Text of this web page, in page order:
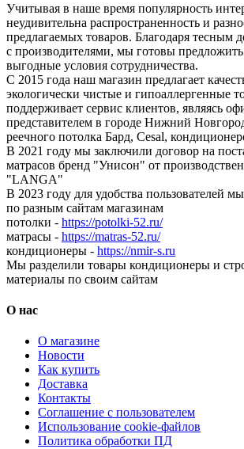
Учитывая в наше время популярность
неудивительна распространенность и
предлагаемых товаров. Благодаря тесным
с производителями, мы готовы
выгодные условия сотрудничества.
С 2015 года наш магазин предлагает
экологически чистые и гипоаллергенные
поддерживает сервис клиентов, являясь
представителем в городе Нижний
реечного потолка Бард, Cesal,
В 2021 году мы заключили договор на
матрасов бренд "Унисон" от
"LANGA"
В 2023 году для удобства пользователей
по разным сайтам магазинам
потолки - https://potolki-52.ru/
матрасы - https://matras-52.ru/
кондиционеры - https://nmir-s.ru
Мы разделили товары кондиционеры и
материалы по своим сайтам
О нас
О магазине
Новости
Как купить
Доставка
Контакты
Соглашение с пользователем
Использование cookie-файлов
Политика обработки ПД